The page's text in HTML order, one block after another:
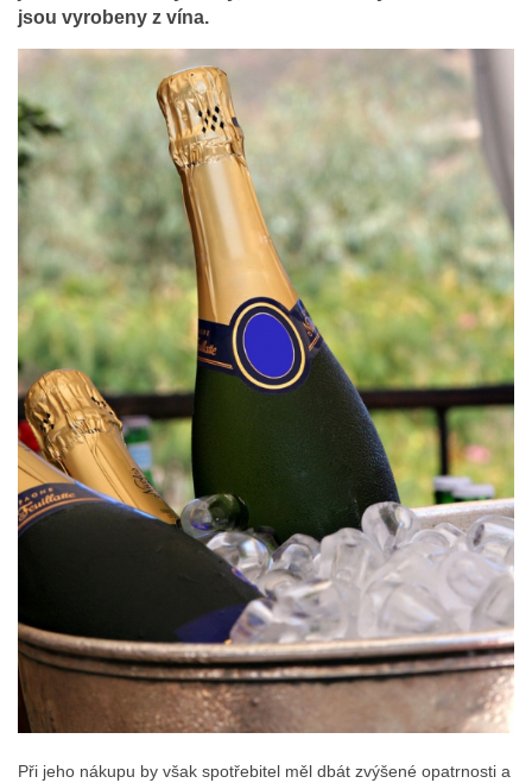
jsou vyrobeny z vína.
Při jeho nákupu by však spotřebitel měl dbát zvýšené opatrnosti a